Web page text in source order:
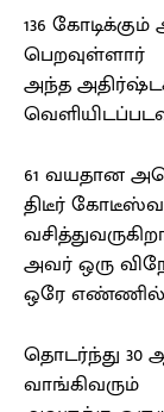
136
பெறவுள்ளார்
அந்த
61 வயதான
திடீர்
அவர் ஒரு
ஒரே எண்ணில்
தொடர்ந்து 30
வாங்கிவரும்